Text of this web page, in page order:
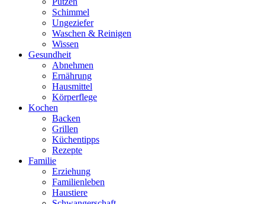
Schimmel
Ungeziefer
Waschen & Reinigen
Wissen
Gesundheit
Abnehmen
Ernährung
Hausmittel
Körperflege
Kochen
Backen
Grillen
Küchentipps
Rezepte
Familie
Erziehung
Familienleben
Haustiere